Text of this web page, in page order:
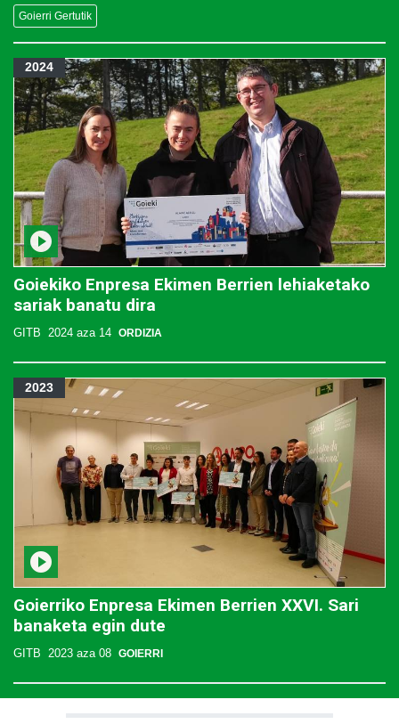
Goierri Gertutik
2024
Goiekiko Enpresa Ekimen Berrien lehiaketako
sariak banatu dira
GITB 2024 aza 14 ORDIZIA
2023
Goierriko Enpresa Ekimen Berrien XXVI. Sari
banaketa egin dute
GITB 2023 aza 08 GOIERRI